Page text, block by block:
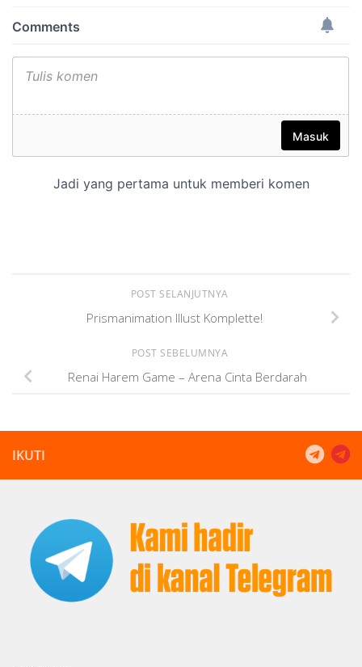
POST SELANJUTNYA
Prismanimation Illust Komplette!
POST SEBELUMNYA
Renai Harem Game – Arena Cinta Berdarah
IKUTI